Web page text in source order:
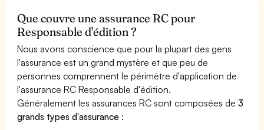
Que couvre une assurance RC pour
Responsable d'édition ?
Nous avons conscience que pour la plupart des gens
l'assurance est un grand mystère et que peu de
personnes comprennent le périmètre d'application de
l'assurance RC Responsable d'édition.
Généralement les assurances RC sont composées de3
grands types d'assurance :